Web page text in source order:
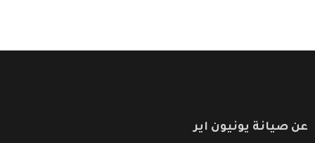
عن صيانة يونيون اير